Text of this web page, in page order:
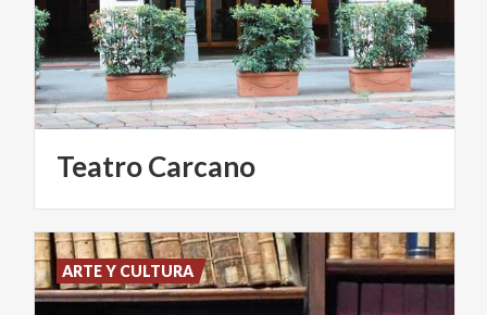
TeatroCarcano
ARTE Y CULTURA